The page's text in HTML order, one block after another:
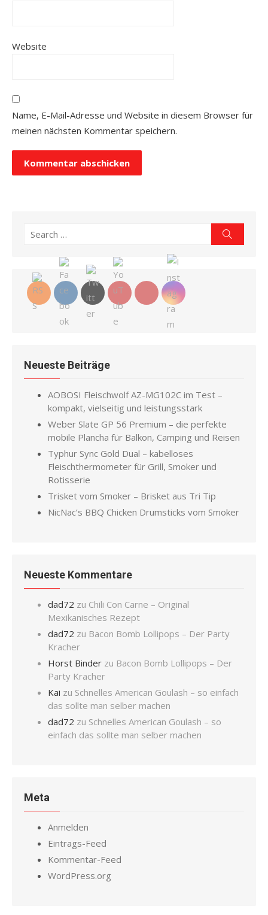
Website
Name, E-Mail-Adresse und Website in diesem Browser für
meinen nächsten Kommentar speichern.
Search
Neueste Beiträge
AOBOSI Fleischwolf AZ-MG102C im Test –
kompakt, vielseitig und leistungsstark
Weber Slate GP 56 Premium – die perfekte
mobile Plancha für Balkon, Camping und Reisen
Typhur Sync Gold Dual – kabelloses
Fleischthermometer für Grill, Smoker und
Rotisserie
Trisket vom Smoker – Brisket aus Tri Tip
NicNac’s BBQ Chicken Drumsticks vom Smoker
Neueste Kommentare
dad72 zu Chili Con Carne – Original
Mexikanisches Rezept
dad72 zu Bacon Bomb Lollipops – Der Party
Kracher
Horst Binder zu Bacon Bomb Lollipops – Der
Party Kracher
Kai zu Schnelles American Goulash – so einfach
das sollte man selber machen
dad72 zu Schnelles American Goulash – so
einfach das sollte man selber machen
Meta
Anmelden
Eintrags-Feed
Kommentar-Feed
WordPress.org